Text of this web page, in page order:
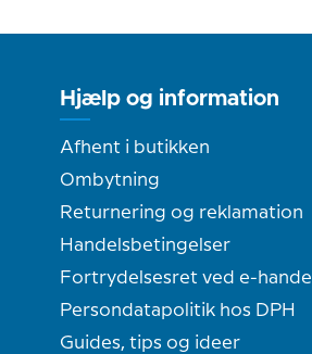
Hjælp og information
Afhent i butikken
Ombytning
Returnering og reklamation
Handelsbetingelser
Fortrydelsesret ved e-handel
Persondatapolitik hos DPH
Guides, tips og ideer